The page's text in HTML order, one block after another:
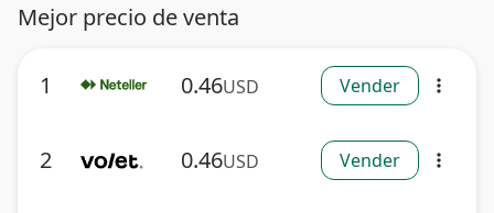
Mejor precio de venta
1 0.46USD Vender more_vert
2 0.46USD Vender more_vert